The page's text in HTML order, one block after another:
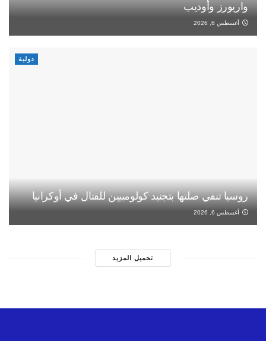
واريورز وأوديب
أغسطس 6, 2026
دولية
روسيا تنفي صلتها بتجنيد كولومبيين للقتال في أوكرانيا
أغسطس 6, 2026
تحميل المزيد